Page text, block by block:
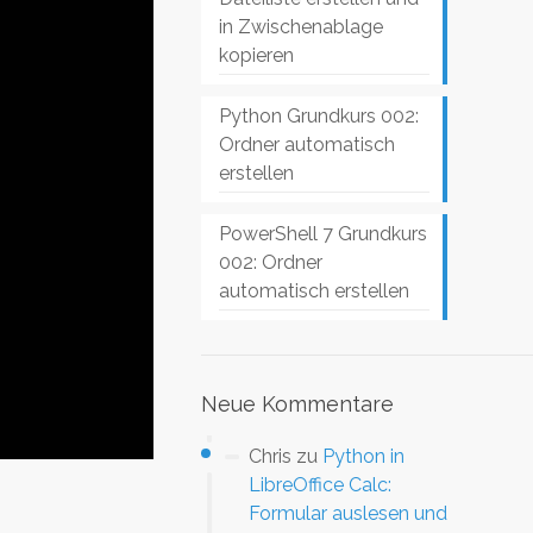
in Zwischenablage
kopieren
Python Grundkurs 002:
Ordner automatisch
erstellen
PowerShell 7 Grundkurs
002: Ordner
automatisch erstellen
Neue Kommentare
Chris zu Python in
LibreOffice Calc:
Formular auslesen und